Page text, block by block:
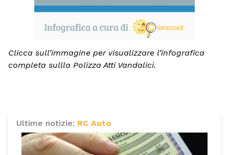
Clicca sull’immagine per visualizzare l’infografica
completa sullla Polizza Atti Vandalici.
Ultime notizie: RC Auto